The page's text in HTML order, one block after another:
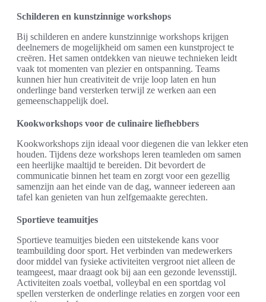
Schilderen en kunstzinnige workshops
Bij schilderen en andere kunstzinnige workshops krijgen
deelnemers de mogelijkheid om samen een kunstproject te
creëren. Het samen ontdekken van nieuwe technieken leidt
vaak tot momenten van plezier en ontspanning. Teams
kunnen hier hun creativiteit de vrije loop laten en hun
onderlinge band versterken terwijl ze werken aan een
gemeenschappelijk doel.
Kookworkshops voor de culinaire liefhebbers
Kookworkshops zijn ideaal voor diegenen die van lekker eten
houden. Tijdens deze workshops leren teamleden om samen
een heerlijke maaltijd te bereiden. Dit bevordert de
communicatie binnen het team en zorgt voor een gezellig
samenzijn aan het einde van de dag, wanneer iedereen aan
tafel kan genieten van hun zelfgemaakte gerechten.
Sportieve teamuitjes
Sportieve teamuitjes bieden een uitstekende kans voor
teambuilding door sport. Het verbinden van medewerkers
door middel van fysieke activiteiten vergroot niet alleen de
teamgeest, maar draagt ook bij aan een gezonde levensstijl.
Activiteiten zoals voetbal, volleybal en een sportdag vol
spellen versterken de onderlinge relaties en zorgen voor een